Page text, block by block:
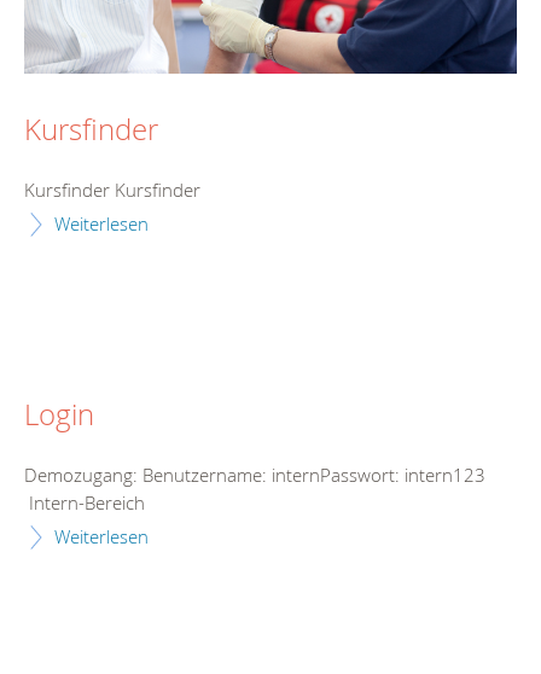
Kursfinder
Kursfinder Kursfinder
Weiterlesen
Login
Demozugang: Benutzername: internPasswort: intern123
Intern-Bereich
Weiterlesen